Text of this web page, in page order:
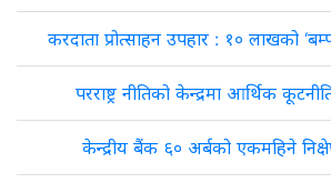
करदाता प्रोत्साहन उपहार : १० लाखको
परराष्ट्र नीतिको केन्द्रमा आर्थिक कूटनीति
केन्द्रीय बैंक ६० अर्बको एकमहिने